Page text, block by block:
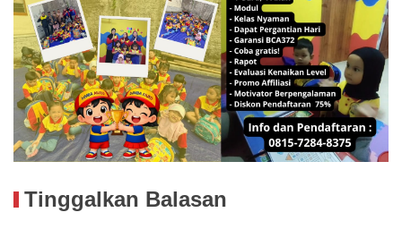
Tinggalkan Balasan